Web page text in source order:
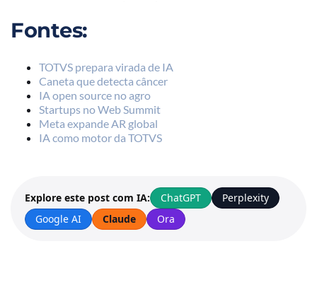
Fontes:
TOTVS prepara virada de IA
Caneta que detecta câncer
IA open source no agro
Startups no Web Summit
Meta expande AR global
IA como motor da TOTVS
Explore este post com IA: ChatGPT
Perplexity
Google AI
Claude Ora